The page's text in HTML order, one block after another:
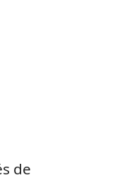
de